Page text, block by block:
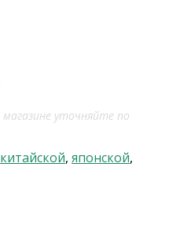
уточняйте по
китайской, японской,